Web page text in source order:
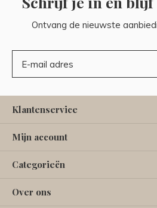
Ontvang de nieuwste
Klantenservice
Mijn account
Categorieën
Over ons